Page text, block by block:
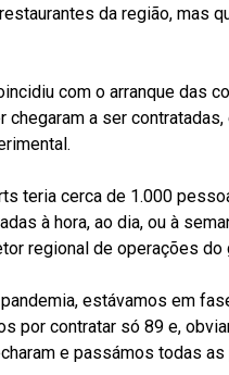
da região, mas
com o arranque das
a ser
teria cerca de 1.000
à hora, ao dia, ou à
regional de operações do
estávamos em
por contratar só 89 e,
e passámos todas as